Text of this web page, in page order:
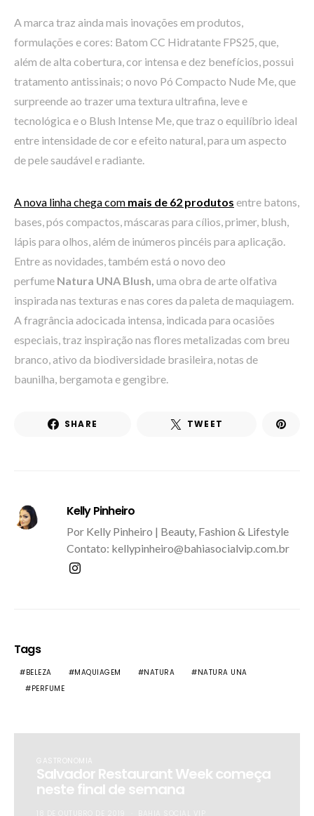
A marca traz ainda mais inovações em produtos,
formulações e cores: Batom CC Hidratante FPS25, que,
além de alta cobertura, cor intensa e dez benefícios, possui
tratamento antissinais; o novo Pó Compacto Nude Me, que
surpreende ao trazer uma textura ultrafina, leve e
tecnológica e o Blush Intense Me, que traz o equilíbrio ideal
entre intensidade de cor e efeito natural, para um aspecto
de pele saudável e radiante.
A nova linha chega com mais de 62 produtos entre batons,
bases, pós compactos, máscaras para cílios, primer, blush,
lápis para olhos, além de inúmeros pincéis para aplicação.
Entre as novidades, também está o novo deo
perfume Natura UNA Blush, uma obra de arte olfativa
inspirada nas texturas e nas cores da paleta de maquiagem.
A fragrância adocicada intensa, indicada para ocasiões
especiais, traz inspiração nas flores metalizadas com breu
branco, ativo da biodiversidade brasileira, notas de
baunilha, bergamota e gengibre.
SHARE TWEET
Kelly Pinheiro
Por Kelly Pinheiro | Beauty, Fashion & Lifestyle
Contato: kellypinheiro@bahiasocialvip.com.br
Tags
BELEZA MAQUIAGEM NATURA
NATURA UNA
PERFUME
GASTRONOMIA
Salvador Restaurant Week começa
neste final de semana